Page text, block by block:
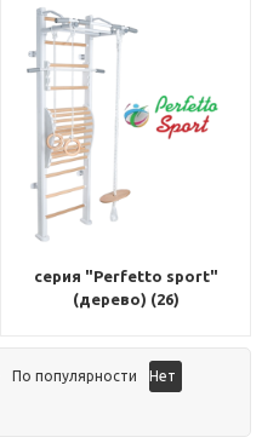
серия "Perfetto sport"
(дерево) (26)
По популярности Нет